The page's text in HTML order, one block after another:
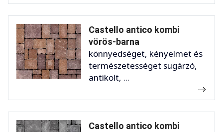
Castello antico kombi
vörös-barna
könnyedséget, kényelmet és
természetességet sugárzó,
antikolt, ...
Castello antico kombi